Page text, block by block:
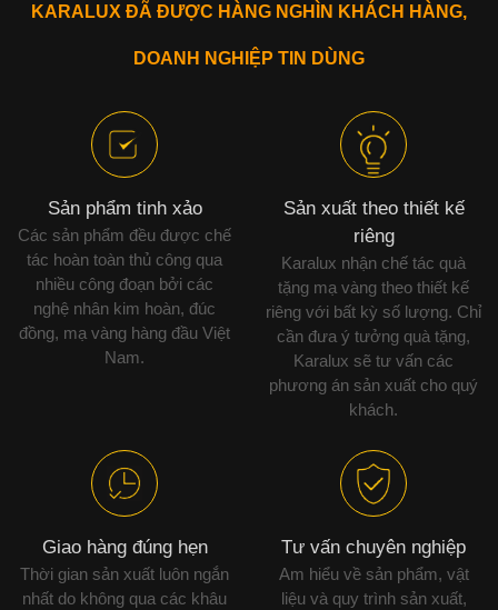
KARALUX ĐÃ ĐƯỢC HÀNG NGHÌN KHÁCH HÀNG,
DOANH NGHIỆP TIN DÙNG
Sản phẩm tinh xảo
Các sản phẩm đều được chế
tác hoàn toàn thủ công qua
nhiều công đoạn bởi các
nghệ nhân kim hoàn, đúc
đồng, mạ vàng hàng đầu Việt
Nam.
Sản xuất theo thiết kế
riêng
Karalux nhận chế tác quà
tặng mạ vàng theo thiết kế
riêng với bất kỳ số lượng. Chỉ
cần đưa ý tưởng quà tặng,
Karalux sẽ tư vấn các
phương án sản xuất cho quý
khách.
Giao hàng đúng hẹn
Thời gian sản xuất luôn ngắn
nhất do không qua các khâu
Tư vấn chuyên nghiệp
Am hiểu về sản phẩm, vật
liệu và quy trình sản xuất,